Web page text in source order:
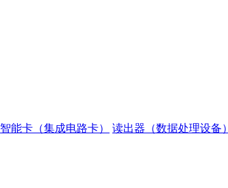
智能卡（集成电路卡） 读出器（数据处理设备）